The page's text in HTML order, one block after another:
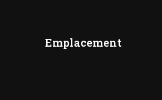
Emplacement